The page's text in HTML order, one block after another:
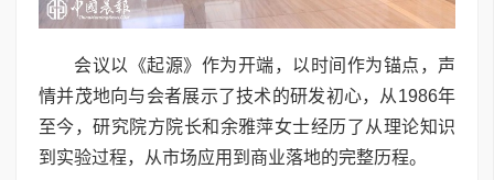
会议以《起源》作为开端，以时间作为锚点，声
情并茂地向与会者展示了技术的研发初心，从1986年
至今，研究院方院长和余雅萍女士经历了从理论知识
到实验过程，从市场应用到商业落地的完整历程。